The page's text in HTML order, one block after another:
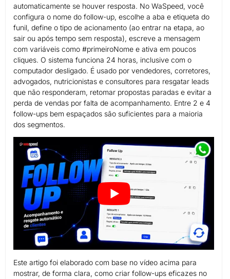
automaticamente se houver resposta. No WaSpeed, você
configura o nome do follow-up, escolhe a aba e etiqueta do
funil, define o tipo de acionamento (ao entrar na etapa, ao
sair ou após tempo sem resposta), escreve a mensagem
com variáveis como #primeiroNome e ativa em poucos
cliques. O sistema funciona 24 horas, inclusive com o
computador desligado. É usado por vendedores, corretores,
advogados, nutricionistas e consultores para resgatar leads
que não responderam, retomar propostas paradas e evitar a
perda de vendas por falta de acompanhamento. Entre 2 e 4
follow-ups bem espaçados são suficientes para a maioria
dos segmentos.
Este artigo foi elaborado com base no vídeo acima para
mostrar, de forma clara, como criar follow-ups eficazes no